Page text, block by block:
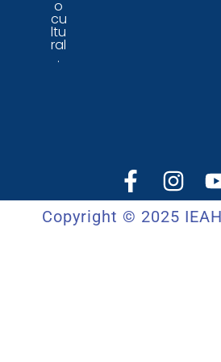
o
cu
ltu
ral
.
Copyright © 2025